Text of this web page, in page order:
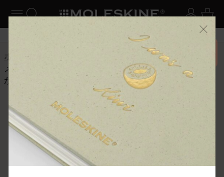
ナビゲーションの切替 ログ
検索 (キーワードなど) カ
6,500円以上のご購入で送料無料 メニ
ーを閉じる
ホーム
アプリ
メンバーシップの変更・解約はどうすればよいです
か？
よくある質問に戻る
メンバーシップの変更・解約は
どうすればよいですか？
この操作は、App Storeアプリから直接、アカウント、購